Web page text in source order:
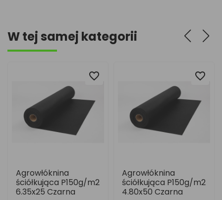
W tej samej kategorii
favorite_border
favorite_border
Agrowłóknina
ściółkująca P150g/m2
6.35x25 Czarna
favorite_border
favorite_border
Agrowłóknina
ściółkująca P150g/m2
4.80x50 Czarna